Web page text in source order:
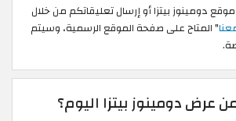
دومينوز بيتزا أو إرسال تعليقاتكم من خلال
" المتاح على صفحة الموقع الرسمية، وسيتم
عرض دومينوز بيتزا اليوم؟